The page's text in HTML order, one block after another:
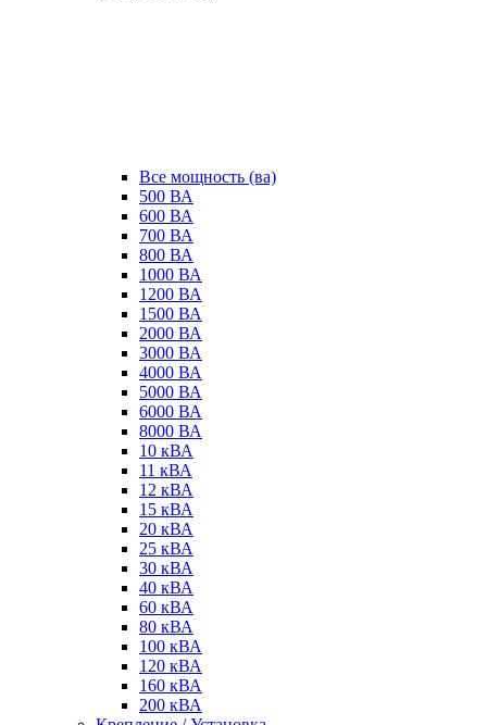
Все мощность (ва)
500 ВА
600 ВА
700 ВА
800 ВА
1000 ВА
1200 ВА
1500 ВА
2000 ВА
3000 ВА
4000 ВА
5000 ВА
6000 ВА
8000 ВА
10 кВА
11 кВА
12 кВА
15 кВА
20 кВА
25 кВА
30 кВА
40 кВА
60 кВА
80 кВА
100 кВА
120 кВА
160 кВА
200 кВА